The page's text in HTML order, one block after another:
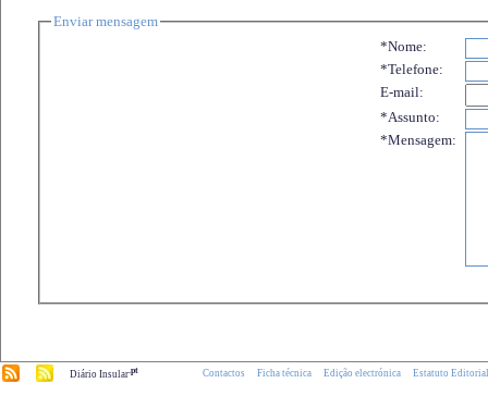
Enviar mensagem
*Nome:
*Telefone:
E-mail:
*Assunto:
*Mensagem:
Diário Insular.pt Contactos Ficha técnica Edição electrónica Estatuto Editorial